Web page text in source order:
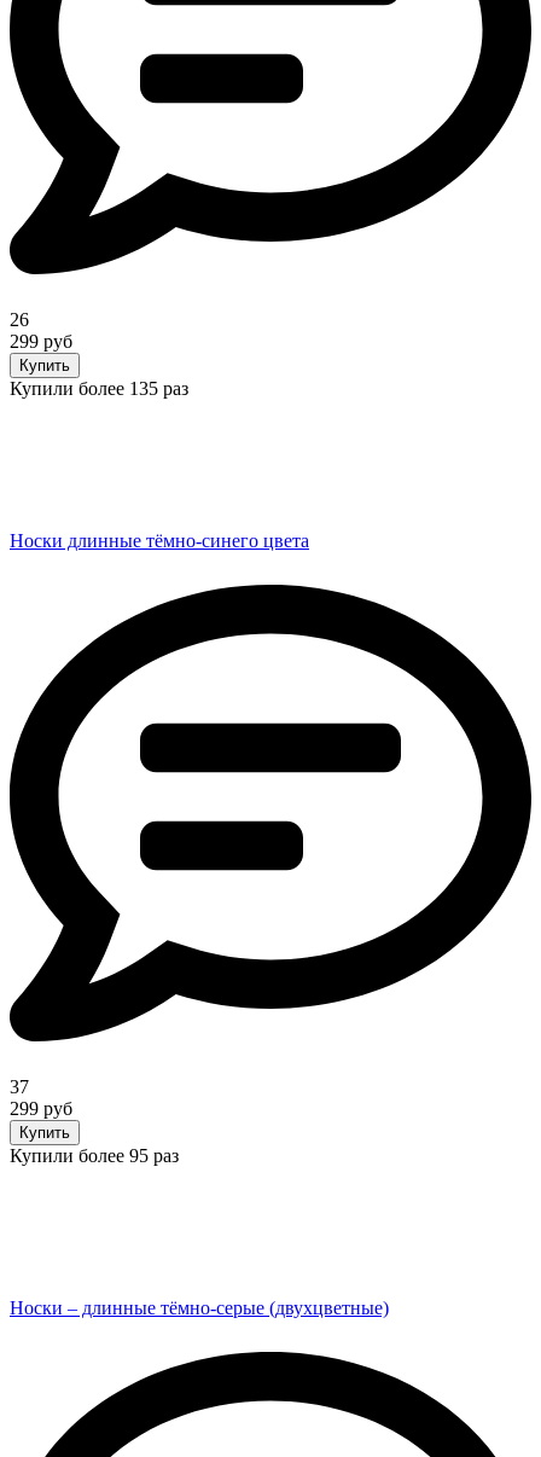
26
299 руб
Купить
Купили более 135 раз
Носки длинные тёмно-синего цвета
37
299 руб
Купить
Купили более 95 раз
Носки – длинные тёмно-серые (двухцветные)